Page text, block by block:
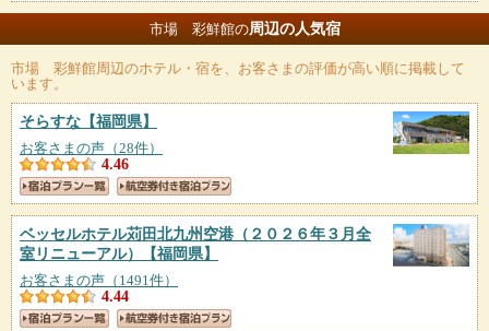
市場 彩鮮館の周辺の人気宿
市場 彩鮮館周辺のホテル・宿を、お客さまの評価が高い順に掲載して
います。
そらすな 【福岡県】
お客さまの声（28件）
4.46
ベッセルホテル苅田北九州空港（２０２６年３月全
室リニューアル）
【福岡県】
お客さまの声（1491件）
4.44